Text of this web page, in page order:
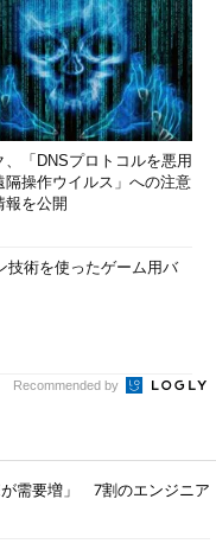
、「DNSプロトコルを悪用
隔操作ウイルス」への注意
報を公開
技術を使ったゲーム用バ
Recommended by
が需要増」 7割のエンジニア